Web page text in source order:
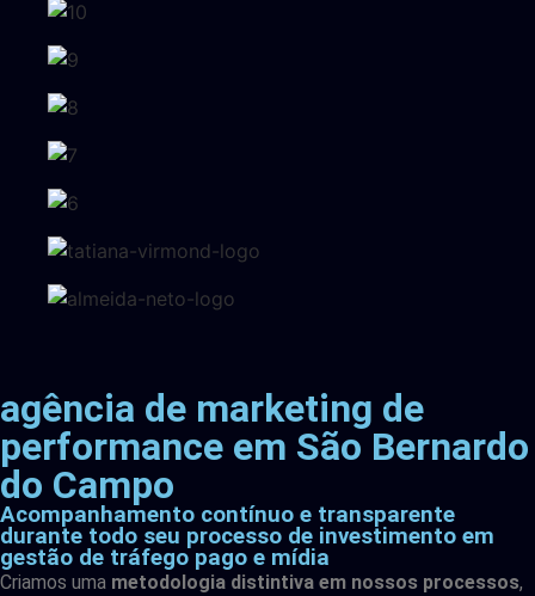
agência de marketing de
performance em São Bernardo
do Campo
Acompanhamento contínuo e transparente
durante todo seu processo de investimento em
gestão de tráfego pago e mídia
Criamos uma metodologia distintiva em nossos processos,